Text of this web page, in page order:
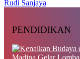
Rudi Sanjaya
PENDIDIKAN